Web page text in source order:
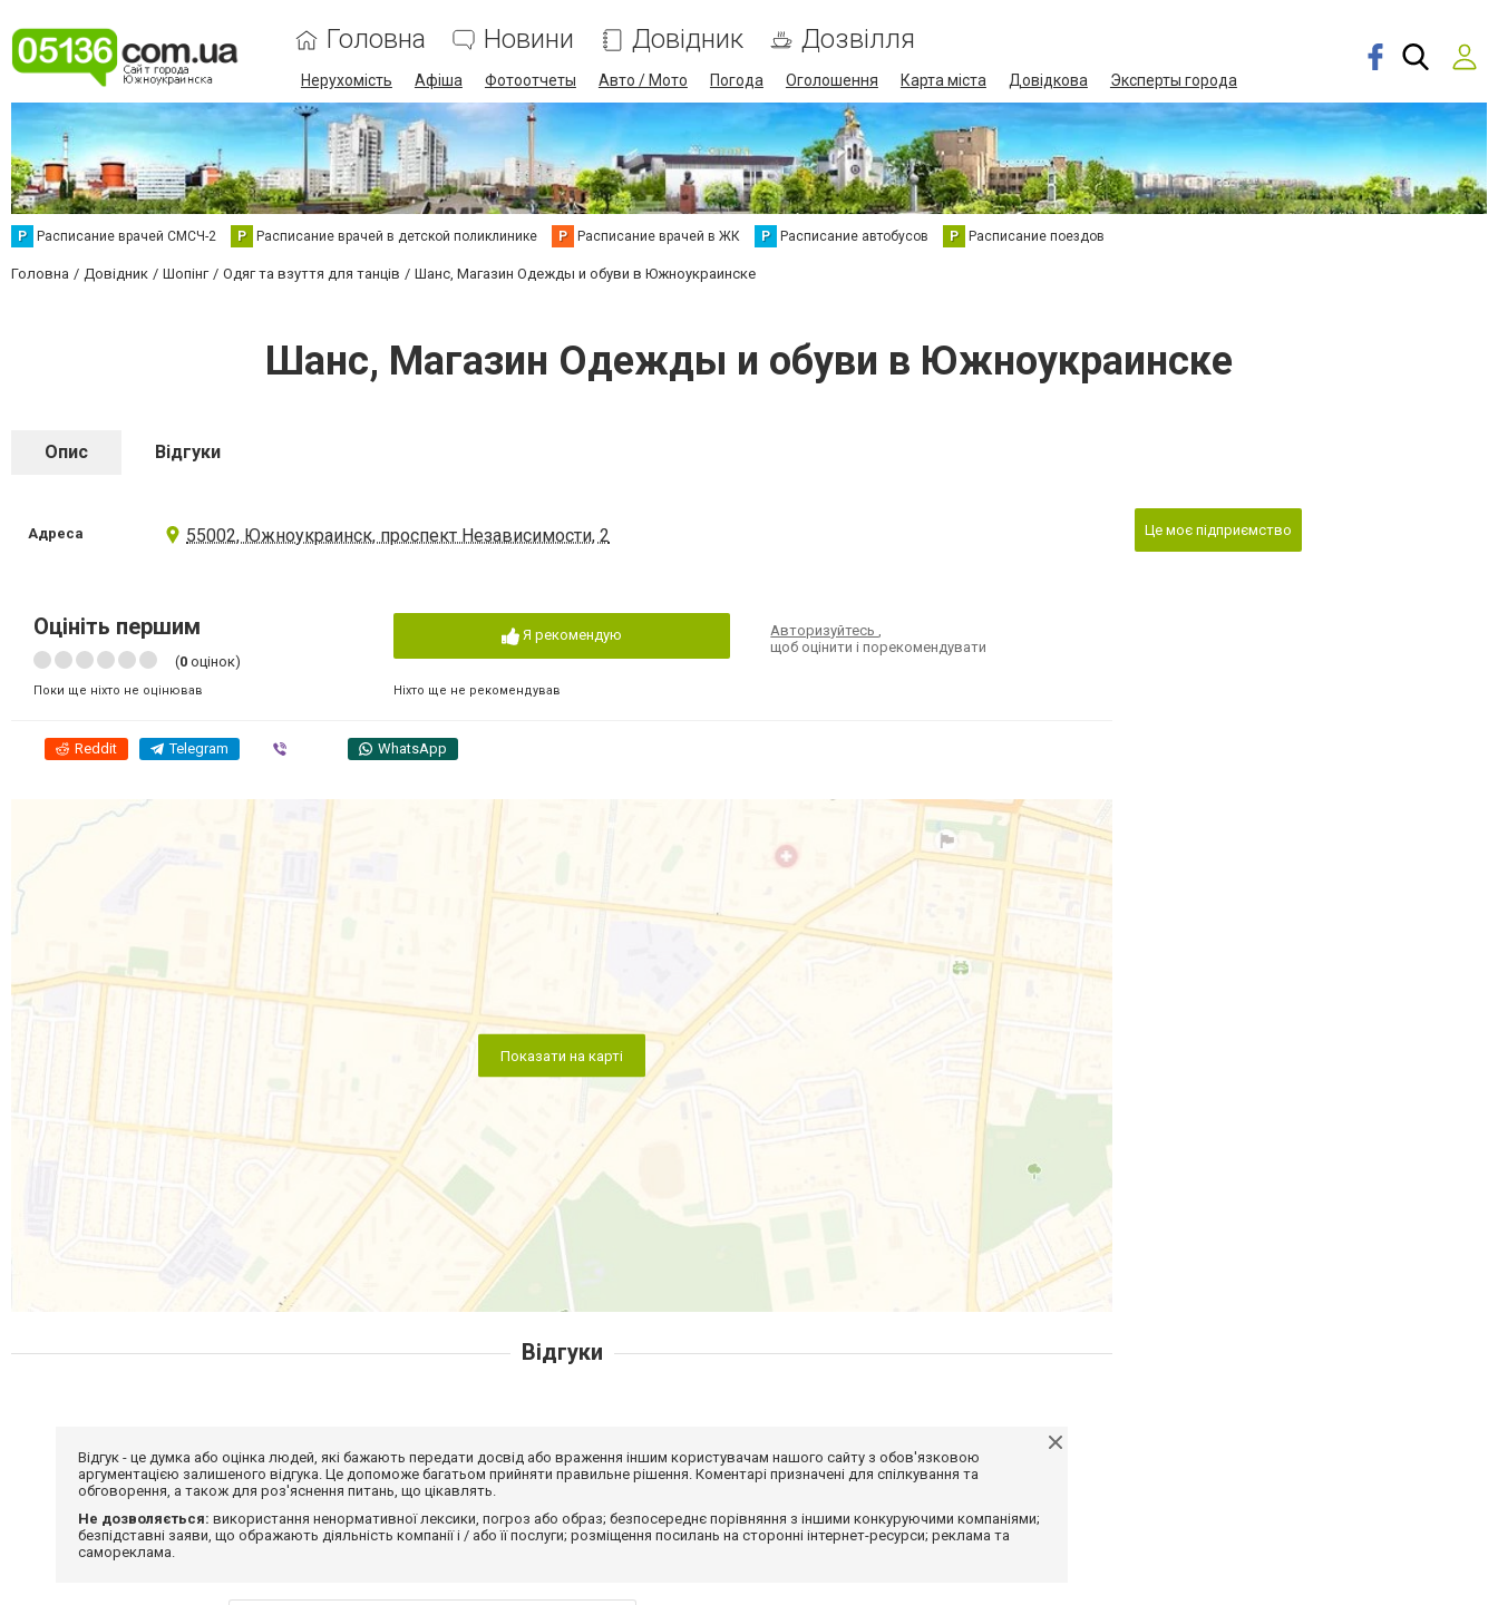
Головна Новини Довідник Дозвілля
Нерухомість Афіша Фотоотчеты Авто / Мото Погода Оголошення Карта міста Довідкова Эксперты города
Р Расписание врачей СМСЧ-2 Р Расписание врачей в детской поликлинике Р Расписание врачей в ЖК Р Расписание автобусов Р Расписание поездов
Головна Довідник Шопінг Одяг та взуття для танців Шанс, Магазин Одежды и обуви в Южноукраинске
Шанс, Магазин Одежды и обуви в Южноукраинске
Опис Відгуки
Адреса 55002, Южноукраинск, проспект Независимости, 2
Оцініть першим
(0 оцінок)
Поки ще ніхто не оцінював
Я рекомендую
Ніхто ще не рекомендував
Авторизуйтесь,
щоб оцінити і порекомендувати
Reddit Telegram WhatsApp
Показати на карті
Це моє підприємство
Відгуки
Відгук - це думка або оцінка людей, які бажають передати досвід або враження іншим користувачам нашого сайту з обов'язковою
аргументацією залишеного відгука. Це допоможе багатьом прийняти правильне рішення. Коментарі призначені для спілкування та
обговорення, а також для роз'яснення питань, що цікавлять.
Не дозволяється: використання ненормативної лексики, погроз або образ; безпосереднє порівняння з іншими конкуруючими компаніями;
безпідставні заяви, що ображають діяльність компанії і / або її послуги; розміщення посилань на сторонні інтернет-ресурси; реклама та
самореклама.